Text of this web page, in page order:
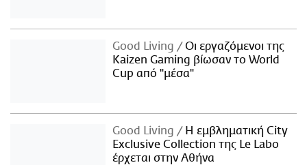
Good Living
Οι εργαζόμενοι της
Kaizen Gaming βίωσαν το World
Cup από "μέσα"
Good Living
Η εμβληματική City
Exclusive Collection της Le Labo
έρχεται στην Αθήνα